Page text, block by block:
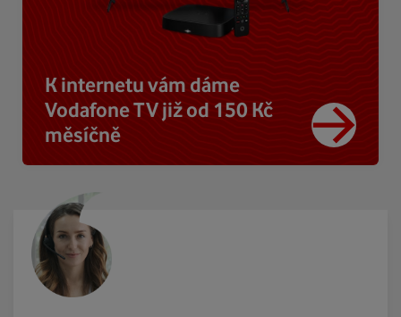
K internetu vám dáme
Vodafone TV již od 150 Kč
měsíčně